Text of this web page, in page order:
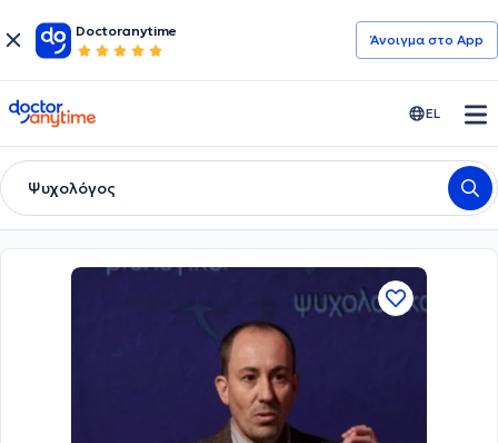
Doctoranytime
Άνοιγμα στο App
doctoranytime EL
Ψυχολόγος